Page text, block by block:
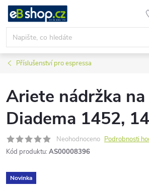
Přejít
obsah
Příslušenství pro espressa
Ariete nádržka
Diadema 1452,
Neohodnoceno Podrobnosti
Kód produktu: AS00008396
Novinka